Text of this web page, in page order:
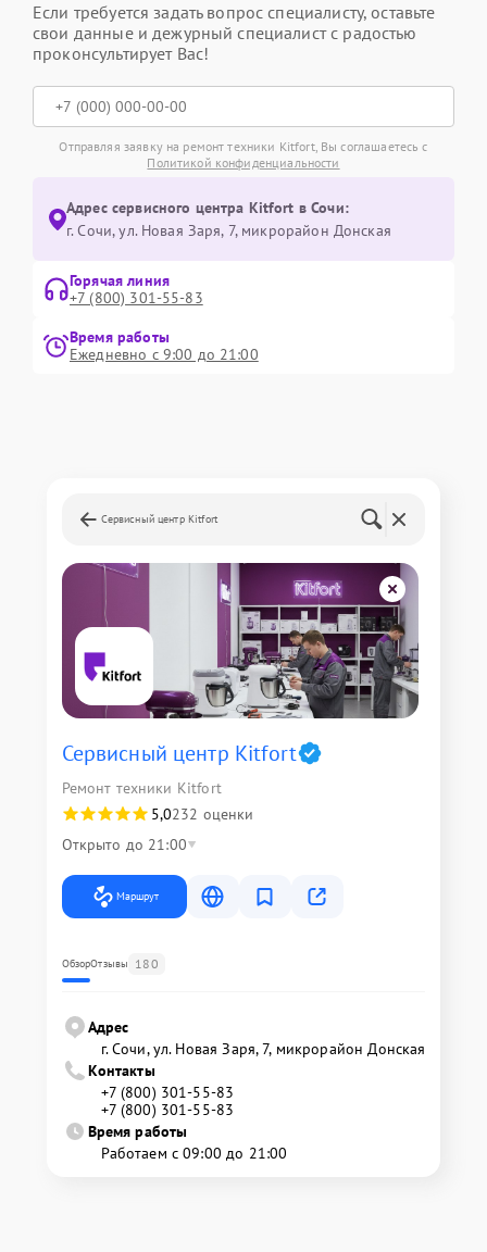
Если требуется задать вопрос специалисту, оставьте
свои данные и дежурный специалист с радостью
проконсультирует Вас!
Отправляя заявку на ремонт техники Kitfort, Вы соглашаетесь с
Политикой конфиденциальности
Адрес сервисного центра Kitfort в Сочи:
г. Сочи, ул. Новая Заря, 7, микрорайон Донская
Горячая линия
+7 (800) 301-55-83
Время работы
Ежедневно с 9:00 до 21:00
Сервисный центр Kitfort
Сервисный центр Kitfort
Ремонт техники Kitfort
5,0232 оценки
Открыто до 21:00
Маршрут
ОбзорОтзывы 180
Адрес
г. Сочи, ул. Новая Заря, 7, микрорайон Донская
Контакты
+7 (800) 301-55-83
+7 (800) 301-55-83
Время работы
Работаем с 09:00 до 21:00